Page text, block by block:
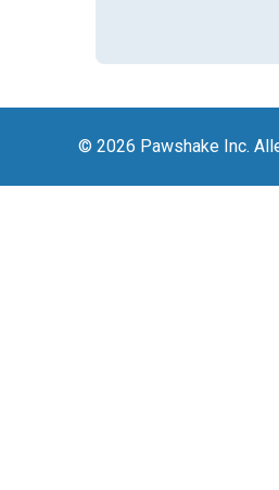
© 2026 Pawshake Inc.